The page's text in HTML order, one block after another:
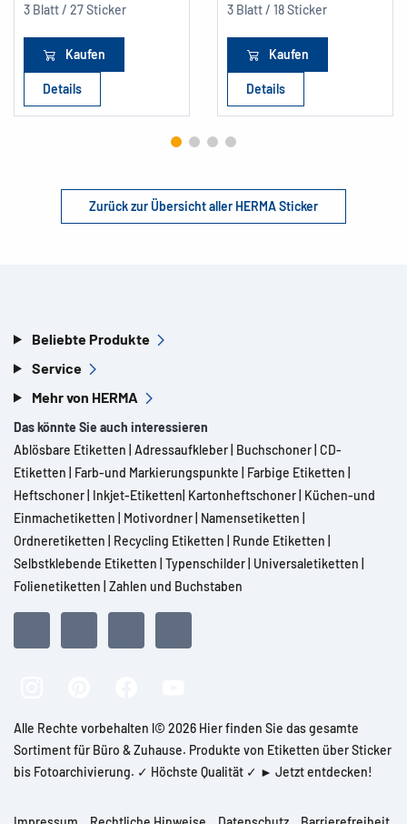
3 Blatt / 27 Sticker
Kaufen
Details
3 Blatt / 18 Sticker
Kaufen
Details
Zurück zur Übersicht aller HERMA Sticker
Beliebte Produkte
Service
Mehr von HERMA
Das könnte Sie auch interessieren
Ablösbare Etiketten Adressaufkleber Buchschoner CD-
Etiketten
Farb-und Markierungspunkte Farbige Etiketten
Heftschoner Inkjet-Etiketten Kartonheftschoner Küchen-und
Einmachetiketten
Motivordner Namensetiketten
Ordneretiketten
Recycling Etiketten Runde Etiketten
Selbstklebende Etiketten Typenschilder Universaletiketten
Folienetiketten Zahlen und Buchstaben
Alle Rechte vorbehalten l© 2026 Hier finden Sie das gesamte
Sortiment für Büro & Zuhause. Produkte von Etiketten über Sticker
bis Fotoarchivierung. ✓ Höchste Qualität ✓ ► Jetzt entdecken!